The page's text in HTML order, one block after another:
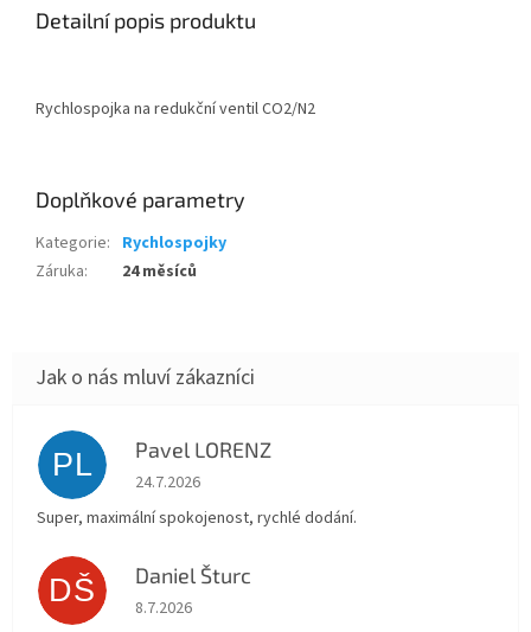
Detailní popis produktu
Rychlospojka na redukční ventil CO2/N2
Doplňkové parametry
Kategorie: Rychlospojky
Záruka: 24 měsíců
PL Pavel LORENZ
Hodnocení obchodu je 5 z 5 hvězdiček.
24.7.2026
Super, maximální spokojenost, rychlé dodání.
DŠ Daniel Šturc
Hodnocení obchodu je 5 z 5 hvězdiček.
8.7.2026